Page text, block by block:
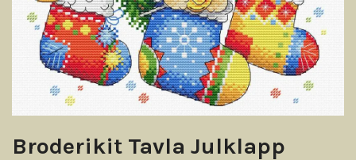
Broderikit Tavla Julklapp